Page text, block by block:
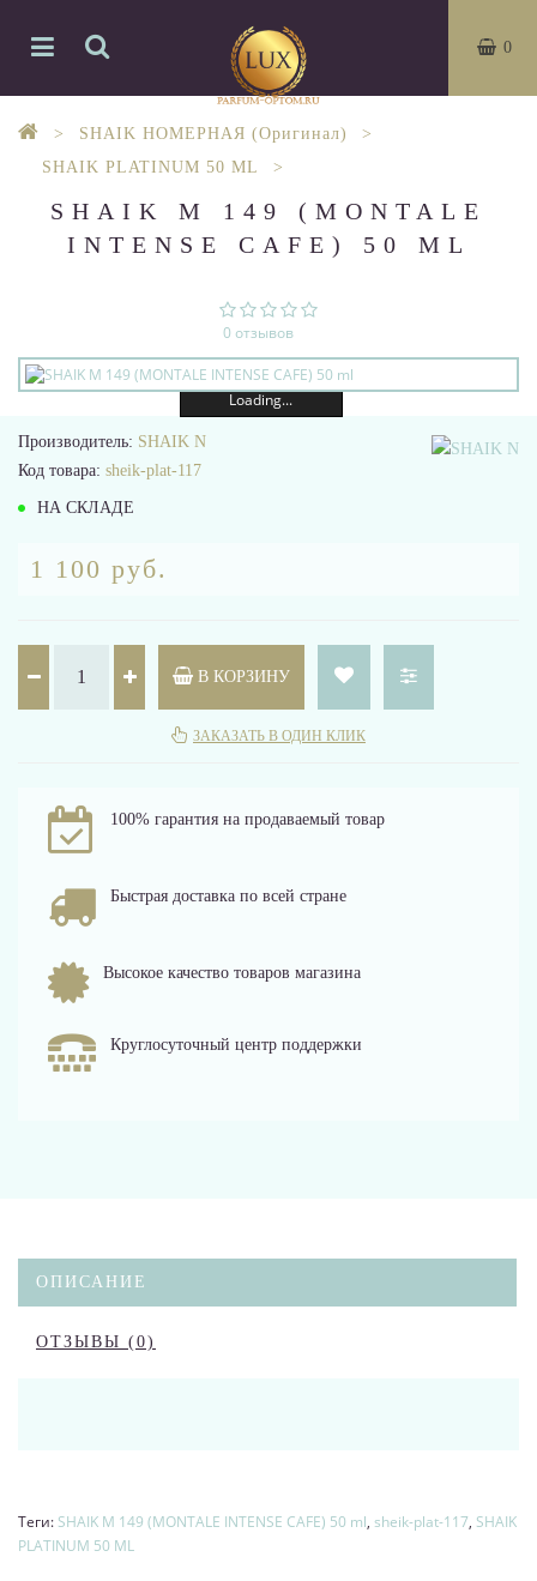
0
SHAIK НОМЕРНАЯ (Оригинал)
SHAIK PLATINUM 50 ML
SHAIK M 149 (MONTALE
INTENSE CAFE) 50 ML
0 отзывов
Loading...
Производитель: SHAIK N
Код товара: sheik-plat-117
НА СКЛАДЕ
1 100 руб.
В КОРЗИНУ
ЗАКАЗАТЬ В ОДИН КЛИК
100% гарантия на продаваемый товар
Быстрая доставка по всей стране
Высокое качество товаров магазина
Круглосуточный центр поддержки
ОПИСАНИЕ
ОТЗЫВЫ (0)
Теги: SHAIK M 149 (MONTALE INTENSE CAFE) 50 ml, sheik-plat-117, SHAIK
PLATINUM 50 ML